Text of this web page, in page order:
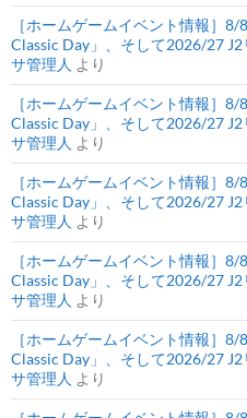
［ホームゲームイベント情報］
Classic Day」、そして2026/27
サ管理人 より
［ホームゲームイベント情報］
Classic Day」、そして2026/27
サ管理人 より
［ホームゲームイベント情報］
Classic Day」、そして2026/27
サ管理人 より
［ホームゲームイベント情報］
Classic Day」、そして2026/27
サ管理人 より
［ホームゲームイベント情報］
Classic Day」、そして2026/27
サ管理人 より